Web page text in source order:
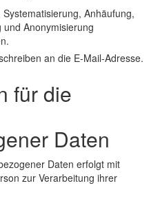
Anhäufung,
Anonymisierung
an die E-Mail-Adresse.
für die
Daten
Daten erfolgt mit
zur Verarbeitung ihrer